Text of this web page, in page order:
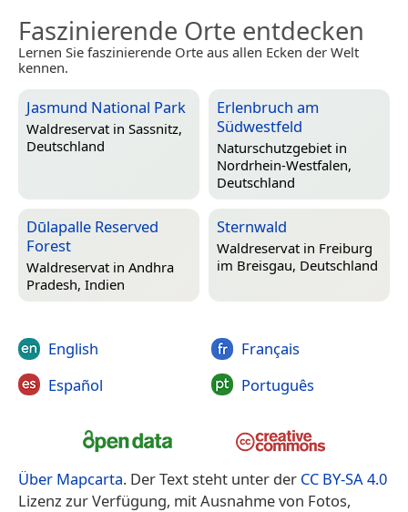
Faszinierende Orte entdecken
Lernen Sie faszinierende Orte aus allen Ecken der Welt
kennen.
Jasmund National Park
Waldreservat in Sassnitz,
Deutschland
Erlenbruch am
Südwestfeld
Naturschutzgebiet in
Nordrhein-Westfalen,
Deutschland
Dūlapalle Reserved
Forest
Waldreservat in Andhra
Pradesh, Indien
Sternwald
Waldreservat in Freiburg
im Breisgau, Deutschland
English
Español
Français
Português
Über Mapcarta. Der Text steht unter der CC BY-SA 4.0
Lizenz zur Verfügung, mit Ausnahme von Fotos,